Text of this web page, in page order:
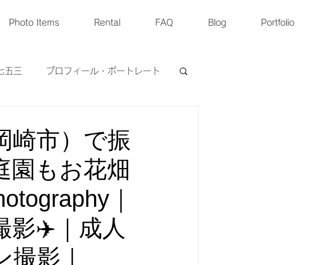
Photo Items Rental FAQ Blog Portfolio
五三 プロフィール・ポートレート
崎市）で振
園もお花畑
｜
影✈️｜成人
影｜